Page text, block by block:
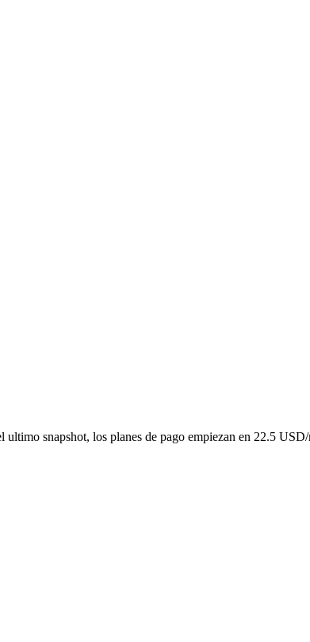
snapshot, los planes de pago empiezan en 22.5